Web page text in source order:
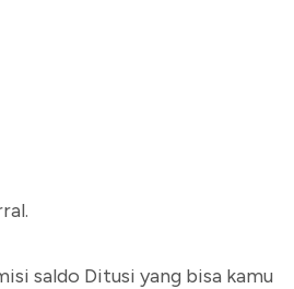
saldo Ditusi yang bisa kamu